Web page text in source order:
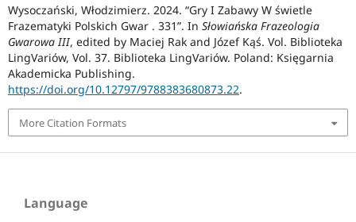
Wysoczański, Włodzimierz. 2024. “Gry I Zabawy W świetle
Frazematyki Polskich Gwar . 331”. In Słowiańska Frazeologia
Gwarowa III, edited by Maciej Rak and Józef Kąś. Vol. Biblioteka
LingVariów, Vol. 37. Biblioteka LingVariów. Poland: Księgarnia
Akademicka Publishing.
https://doi.org/10.12797/9788383680873.22.
More Citation Formats
Language